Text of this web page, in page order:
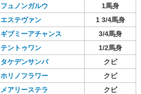
フュノンガルウ
1馬身
エステヴァン
1 3/4馬身
ギブミーアチャンス
3/4馬身
テントゥワン
1/2馬身
タケデンサンバ
クビ
ホリノフラワー
クビ
メアリーステラ
クビ